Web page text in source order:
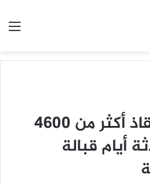
إيطاليا تعلن إنقاذ أكثر من 4600
أيام قبالة